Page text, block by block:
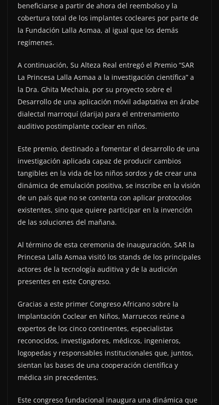
beneficiarse a partir de ahora del reembolso y la
cobertura total de los implantes cocleares por parte de
la Fundación Lalla Asmaa, al igual que los demás
regímenes.
A continuación, Su Alteza Real entregó el Premio “SAR
La Princesa Lalla Asmaa a la investigación científica” a
la Dra. Ghita Mechaia, por su proyecto sobre el
Desarrollo de una aplicación móvil adaptativa en árabe
dialectal marroquí (darija) para el entrenamiento
auditivo postimplante coclear en niños.
Este premio, destinado a fomentar el desarrollo de una
investigación aplicada capaz de producir cambios
tangibles en la vida de los niños sordos y de crear una
dinámica de emulación positiva, se inscribe en la visión
de un país que no se contenta con aplicar protocolos
existentes, sino que quiere participar en la invención
de las soluciones del mañana.
Al término de esta ceremonia de inauguración, SAR la
Princesa Lalla Asmaa visitó los stands de los principales
actores de la tecnología auditiva y de la audición
presentes en este Congreso.
Gracias a este primer Congreso Africano sobre la
Implantación Coclear en Niños, Marruecos reúne a
expertos de los cinco continentes, especialistas
reconocidos, investigadores, médicos, ingenieros,
logopedas y responsables institucionales que, juntos,
sientan las bases de una cooperación científica y
médica sin precedentes.
Este congreso fundacional inaugura una dinámica que